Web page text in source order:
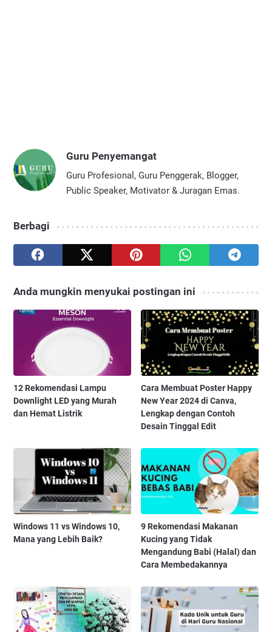
Guru Penyemangat
Guru Profesional, Guru Penggerak, Blogger,
Public Speaker, Motivator & Juragan Emas.
Berbagi
Anda mungkin menyukai postingan ini
12 Rekomendasi Lampu
Downlight LED yang Murah
dan Hemat Listrik
Cara Membuat Poster Happy
New Year 2024 di Canva,
Lengkap dengan Contoh
Desain Tinggal Edit
Windows 11 vs Windows 10,
Mana yang Lebih Baik?
9 Rekomendasi Makanan
Kucing yang Tidak
Mengandung Babi (Halal) dan
Cara Membedakannya